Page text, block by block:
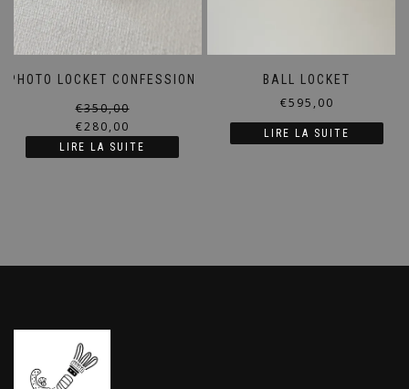
PHOTO LOCKET CONFESSION
€350,00
€280,00
actuel
LIRE LA SUITE
BALL LOCKET
€595,00
LIRE LA SUITE